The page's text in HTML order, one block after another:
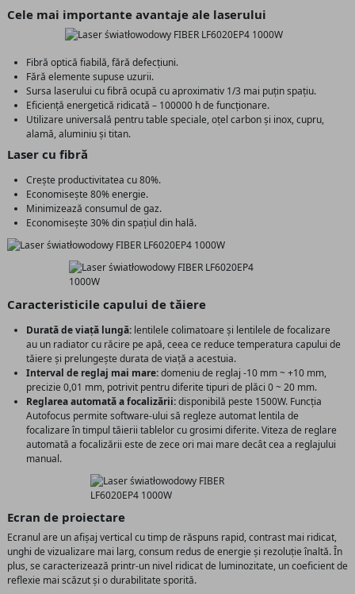
Cele mai importante avantaje ale laserului
Fibră optică fiabilă, fără defecțiuni.
Fără elemente supuse uzurii.
Sursa laserului cu fibră ocupă cu aproximativ 1/3 mai puțin spațiu.
Eficiență energetică ridicată – 100000 h de funcționare.
Utilizare universală pentru table speciale, oțel carbon și inox, cupru,
alamă, aluminiu și titan.
Laser cu fibră
Crește productivitatea cu 80%.
Economisește 80% energie.
Minimizează consumul de gaz.
Economisește 30% din spațiul din hală.
Caracteristicile capului de tăiere
Durată de viață lungă: lentilele colimatoare și lentilele de focalizare
au un radiator cu răcire pe apă, ceea ce reduce temperatura capului de
tăiere și prelungește durata de viață a acestuia.
Interval de reglaj mai mare:domeniu de reglaj -10 mm ~ +10 mm,
precizie 0,01 mm, potrivit pentru diferite tipuri de plăci 0 ~ 20 mm.
Reglarea automată a focalizării:disponibilă peste 1500W. Funcția
Autofocus permite software-ului să regleze automat lentila de
focalizare în timpul tăierii tablelor cu grosimi diferite. Viteza de reglare
automată a focalizării este de zece ori mai mare decât cea a reglajului
manual.
Ecran de proiectare
Ecranul are un afișaj vertical cu timp de răspuns rapid, contrast mai ridicat,
unghi de vizualizare mai larg, consum redus de energie și rezoluție înaltă. În
plus, se caracterizează printr-un nivel ridicat de luminozitate, un coeficient de
reflexie mai scăzut și o durabilitate sporită.